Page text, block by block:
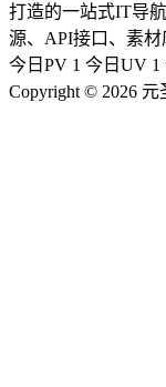
打造的一站式IT导
源、API接口、素材
今日PV 1 今日UV 1
Copyright © 2026